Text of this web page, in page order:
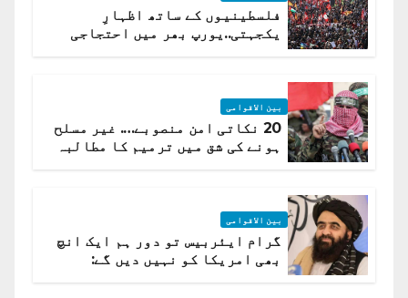
فلسطینیوں کے ساتھ اظہارِ
یکجہتی..یورپ بھر میں احتجاجی
بین الاقوامی
20 نکاتی امن منصوبے…. غیر مسلح
ہونے کی شق میں ترمیم کا مطالبہ
بین الاقوامی
گرام ایئربیس تو دور ہم ایک انچ
بھی امریکا کو نہیں دیں گے: